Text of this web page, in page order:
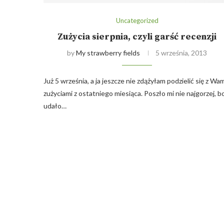
Uncategorized
Zużycia sierpnia, czyli garść recenzji
byMy strawberry fields 5 września, 2013
Już 5 września, a ja jeszcze nie zdążyłam podzielić się z
zużyciami z ostatniego miesiąca. Poszło mi nie najgorzej,
udało…